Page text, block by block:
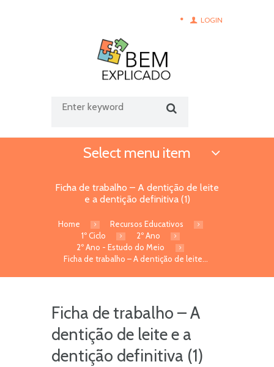
LOGIN
Select menu item
Ficha de trabalho – A dentição de leite
e a dentição definitiva (1)
Home
Recursos Educativos
1º Ciclo
2º Ano
2º Ano - Estudo do Meio
Ficha de trabalho – A dentição de leite...
Ficha de trabalho – A
dentição de leite e a
dentição definitiva (1)